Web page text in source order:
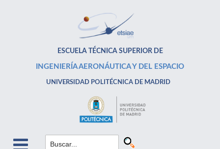
ESCUELA TÉCNICA SUPERIOR DE
INGENIERÍA AERONÁUTICA Y DEL ESPACIO
UNIVERSIDAD POLITÉCNICA DE MADRID